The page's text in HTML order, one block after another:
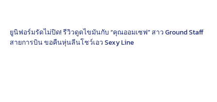
ยูนิฟอร์มรัดไม่ปิด! รีวิวดูดไขมันกับ “คุณออมเซฟ” สาว Ground Staff
สายการบิน ขอคืนหุ่นลีนโชว์เอว Sexy Line